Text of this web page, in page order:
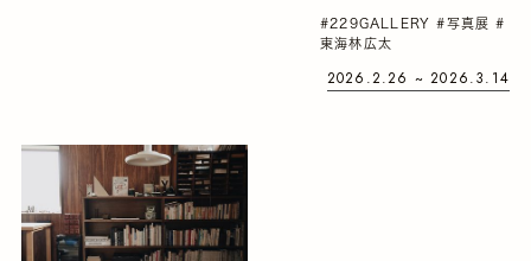
MITATE（見立て）とは、
見て選び、対象を別のも
と
#229GALLERY#写真展#
東海林広太
2026.2.26 ~ 2026.3.14